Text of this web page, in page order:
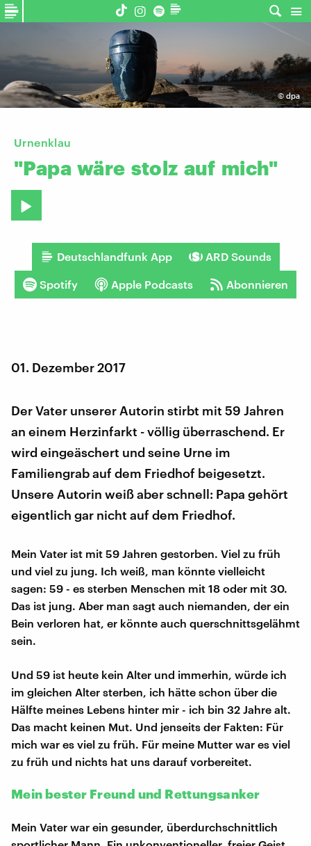
© dpa
Urnenklau
"Papa wäre stolz auf mich"
Deutschlandfunk App ARD Sounds
Spotify Apple Podcasts Abonnieren
01. Dezember 2017
Der Vater unserer Autorin stirbt mit 59 Jahren
an einem Herzinfarkt - völlig überraschend. Er
wird eingeäschert und seine Urne im
Familiengrab auf dem Friedhof beigesetzt.
Unsere Autorin weiß aber schnell: Papa gehört
eigentlich gar nicht auf dem Friedhof.
Mein Vater ist mit 59 Jahren gestorben. Viel zu früh
und viel zu jung. Ich weiß, man könnte vielleicht
sagen: 59 - es sterben Menschen mit 18 oder mit 30.
Das ist jung. Aber man sagt auch niemanden, der ein
Bein verloren hat, er könnte auch querschnittsgelähmt
sein.
Und 59 ist heute kein Alter und immerhin, würde ich
im gleichen Alter sterben, ich hätte schon über die
Hälfte meines Lebens hinter mir - ich bin 32 Jahre alt.
Das macht keinen Mut. Und jenseits der Fakten: Für
mich war es viel zu früh. Für meine Mutter war es viel
zu früh und nichts hat uns darauf vorbereitet.
Mein bester Freund und Rettungsanker
Mein Vater war ein gesunder, überdurchschnittlich